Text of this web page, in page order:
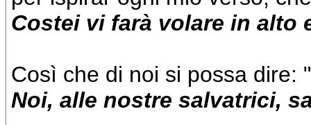
Costei vi farà volare in alto
Così che di noi si possa dire:
Noi, alle nostre salvatrici,